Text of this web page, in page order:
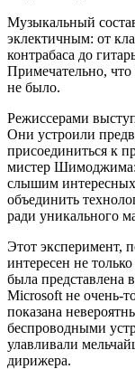
Музыкальный
эклектичным: от
контрабаса до
Примечательно,
не было.
Режиссерами
Они устроили
присоединиться к
мистер
слышим
объединить
ради уникального
Этот эксперимент,
интересен не
была представлена
Microsoft не очень-
показана
беспроводными
улавливали
дирижера.